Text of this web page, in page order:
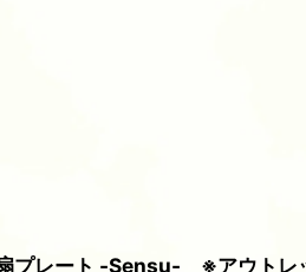
プレート -Sensu- ※アウトレ